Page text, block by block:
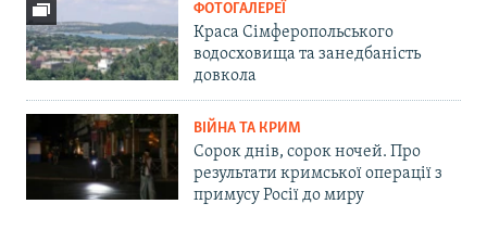
ФОТОГАЛЕРЕЇ
Краса Сімферопольського
водосховища та занедбаність
довкола
ВІЙНА ТА КРИМ
Сорок днів, сорок ночей. Про
результати кримської операції з
примусу Росії до миру